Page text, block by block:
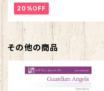
20%OFF
その他の商品